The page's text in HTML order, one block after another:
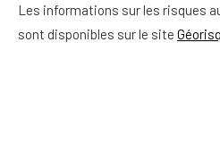
Les informations sur les risques
sont disponibles sur le site